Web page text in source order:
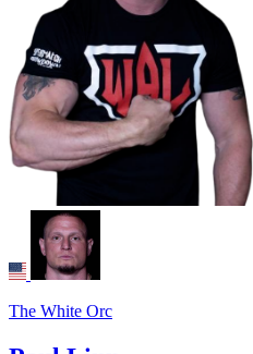
The White Orc